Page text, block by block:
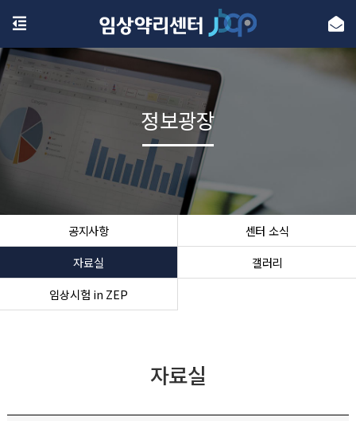
공지사항
센터 소식
자료실
갤러리
임상시험 in ZEP
정보광장
자료실